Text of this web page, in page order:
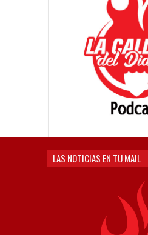
LAS NOTICIAS EN TU MAIL